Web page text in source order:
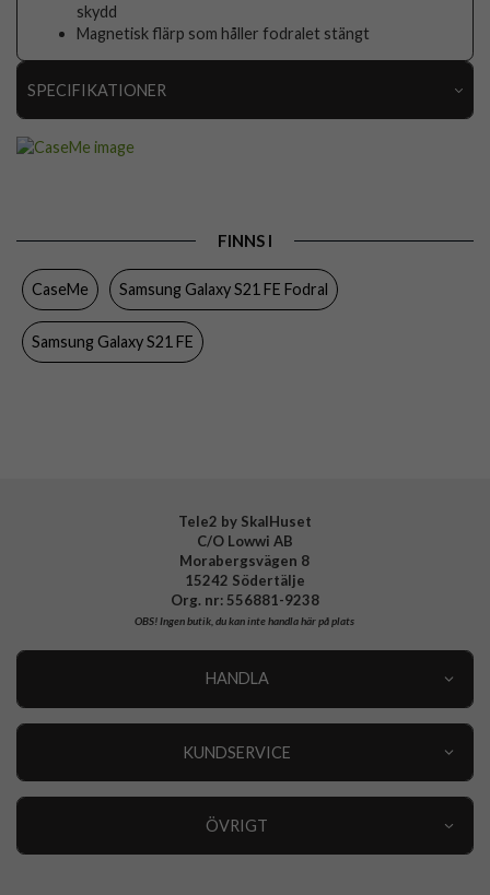
skydd
Magnetisk flärp som håller fodralet stängt
SPECIFIKATIONER
Färg
Varumärke
FINNS I
CaseMe Samsung Galaxy S21 FE Fodral
Samsung Galaxy S21 FE
Tele2 by SkalHuset
C/O Lowwi AB
Morabergsvägen 8
15242 Södertälje
Org. nr: 556881-9238
OBS!Ingen butik, du kan inte handla här på plats
HANDLA
KUNDSERVICE
ÖVRIGT